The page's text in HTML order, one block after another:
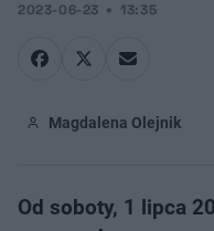
2023-06-23 13:35
Magdalena Olejnik
Od soboty, 1 lipca